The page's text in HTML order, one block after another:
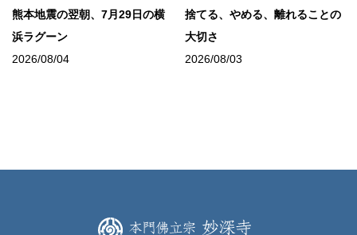
熊本地震の翌朝、7月29日の横
浜ラグーン
2026/08/04
捨てる、やめる、離れることの
大切さ
2026/08/03